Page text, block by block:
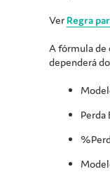
VerRegra
A fórmula de
dependerá
Perda